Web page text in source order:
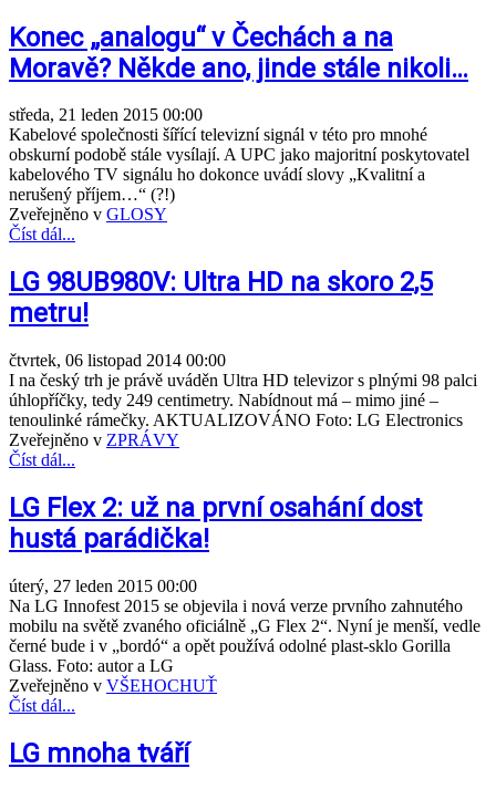
Konec „analogu“ v Čechách a na
Moravě? Někde ano, jinde stále nikoli…
středa, 21 leden 2015 00:00
Kabelové společnosti šířící televizní signál v této pro mnohé
obskurní podobě stále vysílají. A UPC jako majoritní poskytovatel
kabelového TV signálu ho dokonce uvádí slovy „Kvalitní a
nerušený příjem…“ (?!)
Zveřejněno v GLOSY
Číst dál...
LG 98UB980V: Ultra HD na skoro 2,5
metru!
čtvrtek, 06 listopad 2014 00:00
I na český trh je právě uváděn Ultra HD televizor s plnými 98 palci
úhlopříčky, tedy 249 centimetry. Nabídnout má – mimo jiné –
tenoulinké rámečky. AKTUALIZOVÁNO Foto: LG Electronics
Zveřejněno v ZPRÁVY
Číst dál...
LG Flex 2: už na první osahání dost
hustá parádička!
úterý, 27 leden 2015 00:00
Na LG Innofest 2015 se objevila i nová verze prvního zahnutého
mobilu na světě zvaného oficiálně „G Flex 2“. Nyní je menší, vedle
černé bude i v „bordó“ a opět používá odolné plast-sklo Gorilla
Glass. Foto: autor a LG
Zveřejněno v VŠEHOCHUŤ
Číst dál...
LG mnoha tváří